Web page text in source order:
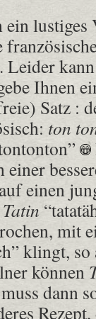
lustiges
Leider
Ihnen
Satz :
ton
einer
einen
mit
klingt,
können
muss dann